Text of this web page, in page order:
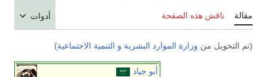
مقالة ناقش هذه الصفحة أدوات
(تم التحويل من وزارة الموارد البشرية و التنمية الاجتماعية)
أبو جياد